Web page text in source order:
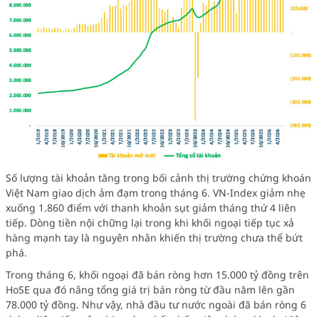
Số lượng tài khoản tăng trong bối cảnh thị trường chứng khoán
Việt Nam giao dịch ảm đạm trong tháng 6. VN-Index giảm nhẹ
xuống 1.860 điểm với thanh khoản sụt giảm tháng thứ 4 liên
tiếp. Dòng tiền nội chững lại trong khi khối ngoại tiếp tục xả
hàng mạnh tay là nguyên nhân khiến thị trường chưa thể bứt
phá.
Trong tháng 6, khối ngoại đã bán ròng hơn 15.000 tỷ đồng trên
HoSE qua đó nâng tổng giá trị bán ròng từ đầu năm lên gần
78.000 tỷ đồng. Như vậy, nhà đầu tư nước ngoài đã bán ròng 6